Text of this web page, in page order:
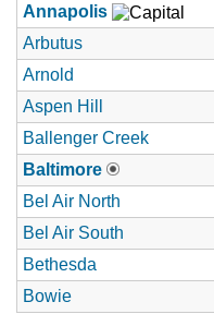
Annapolis
Arbutus
Arnold
Aspen Hill
Ballenger Creek
Baltimore
Bel Air North
Bel Air South
Bethesda
Bowie